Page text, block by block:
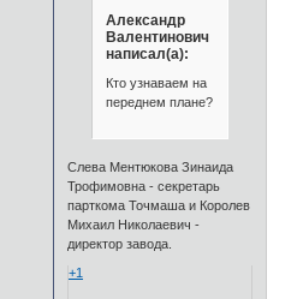
Александр
Валентинович
написал(а):
Кто узнаваем на
переднем плане?
Слева Ментюкова Зинаида
Трофимовна - секретарь
парткома Точмаша и Королев
Михаил Николаевич -
директор завода.
+1